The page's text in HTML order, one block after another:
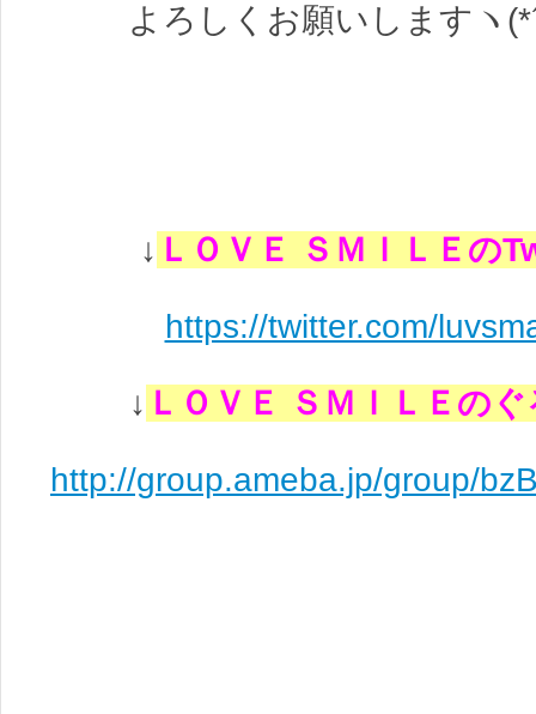
よろしくお願いしますヽ
↓ ＬＯＶＥ ＳＭＩＬＥの
https://twitter.com/
↓ ＬＯＶＥ ＳＭＩＬＥの
http://group.ameba.jp/group/